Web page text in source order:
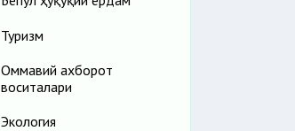
Туризм
Оммавий ахборот
воситалари
Экология